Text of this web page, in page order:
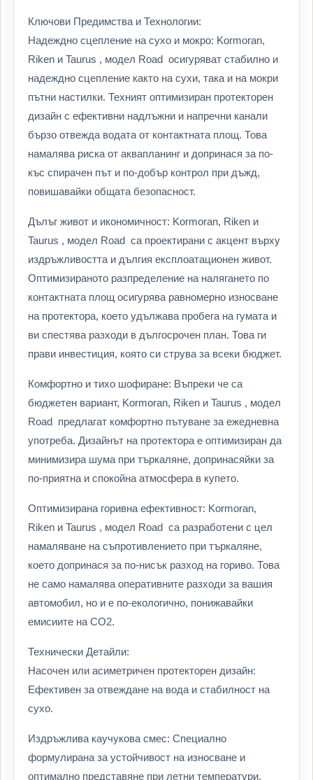
Ключови Предимства и Технологии:
Надеждно сцепление на сухо и мокро: Kormoran,
Riken и Taurus , модел Road осигуряват стабилно и
надеждно сцепление както на сухи, така и на мокри
пътни настилки. Техният оптимизиран протекторен
дизайн с ефективни надлъжни и напречни канали
бързо отвежда водата от контактната площ. Това
намалява риска от аквапланинг и допринася за по-
къс спирачен път и по-добър контрол при дъжд,
повишавайки общата безопасност.
Дълъг живот и икономичност: Kormoran, Riken и
Taurus , модел Road са проектирани с акцент върху
издръжливостта и дългия експлоатационен живот.
Оптимизираното разпределение на налягането по
контактната площ осигурява равномерно износване
на протектора, което удължава пробега на гумата и
ви спестява разходи в дългосрочен план. Това ги
прави инвестиция, която си струва за всеки бюджет.
Комфортно и тихо шофиране: Въпреки че са
бюджетен вариант, Kormoran, Riken и Taurus , модел
Road предлагат комфортно пътуване за ежедневна
употреба. Дизайнът на протектора е оптимизиран да
минимизира шума при търкаляне, допринасяйки за
по-приятна и спокойна атмосфера в купето.
Оптимизирана горивна ефективност: Kormoran,
Riken и Taurus , модел Road са разработени с цел
намаляване на съпротивлението при търкаляне,
което допринася за по-нисък разход на гориво. Това
не само намалява оперативните разходи за вашия
автомобил, но и е по-екологично, понижавайки
емисиите на CO2.
Технически Детайли:
Насочен или асиметричен протекторен дизайн:
Ефективен за отвеждане на вода и стабилност на
сухо.
Издръжлива каучукова смес: Специално
формулирана за устойчивост на износване и
оптимално представяне при летни температури.